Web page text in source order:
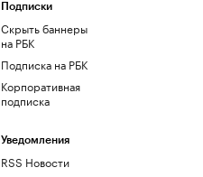
Подписки
Скрыть баннеры
на РБК
Подписка на РБК
Корпоративная
подписка
Уведомления
RSS Новости